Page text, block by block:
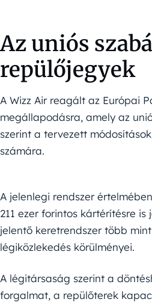
Az uniós
repülőjegyek
A Wizz Air reagált az Európai
megállapodásra, amely az
szerint a tervezett
számára.
A jelenlegi rendszer
211 ezer forintos kártérítésre
jelentő keretrendszer több
légiközlekedés körülményei.
A légitársaság szerint a
forgalmat, a repülőterek